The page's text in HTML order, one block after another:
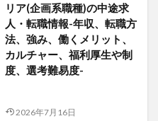
リア(企画系職種)の中途求
人・転職情報-年収、転職方
法、強み、働くメリット、
カルチャー、福利厚生や制
度、選考難易度-
2026年7月16日